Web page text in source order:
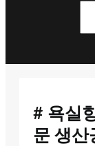
# 욕실
문 생산